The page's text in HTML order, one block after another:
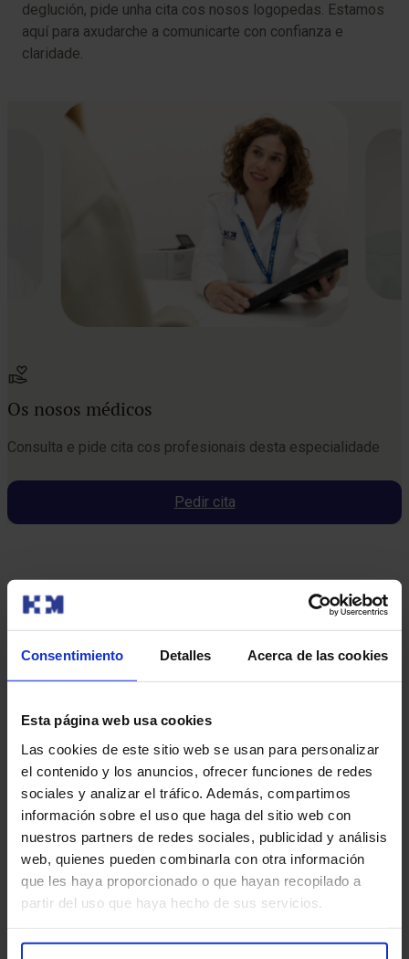
Consentimiento Detalles Acerca de las cookies
Esta página web usa cookies
Las cookies de este sitio web se usan para personalizar
el contenido y los anuncios, ofrecer funciones de redes
sociales y analizar el tráfico. Además, compartimos
información sobre el uso que haga del sitio web con
nuestros partners de redes sociales, publicidad y análisis
web, quienes pueden combinarla con otra información
que les haya proporcionado o que hayan recopilado a
partir del uso que haya hecho de sus servicios.
deglución, pide unha cita cos nosos logopedas. Estamos
aquí para axudarche a comunicarte con confianza e
claridade.
Os nosos médicos
Consulta e pide cita cos profesionais desta especialidade
Pedir cita
Pide unha cita